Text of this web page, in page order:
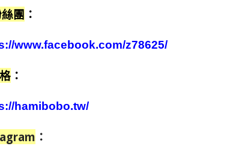
團 ：
www.facebook.com/z78625/
：
hamibobo.tw/
：